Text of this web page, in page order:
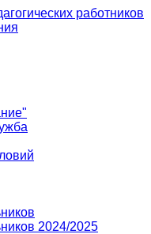
работников
2024/2025